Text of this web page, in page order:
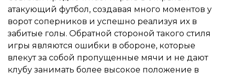
атакующий футбол, создавая много моментов у
ворот соперников и успешно реализуя их в
забитые голы. Обратной стороной такого стиля
игры являются ошибки в обороне, которые
влекут за собой пропущенные мячи и не дают
клубу занимать более высокое положение в